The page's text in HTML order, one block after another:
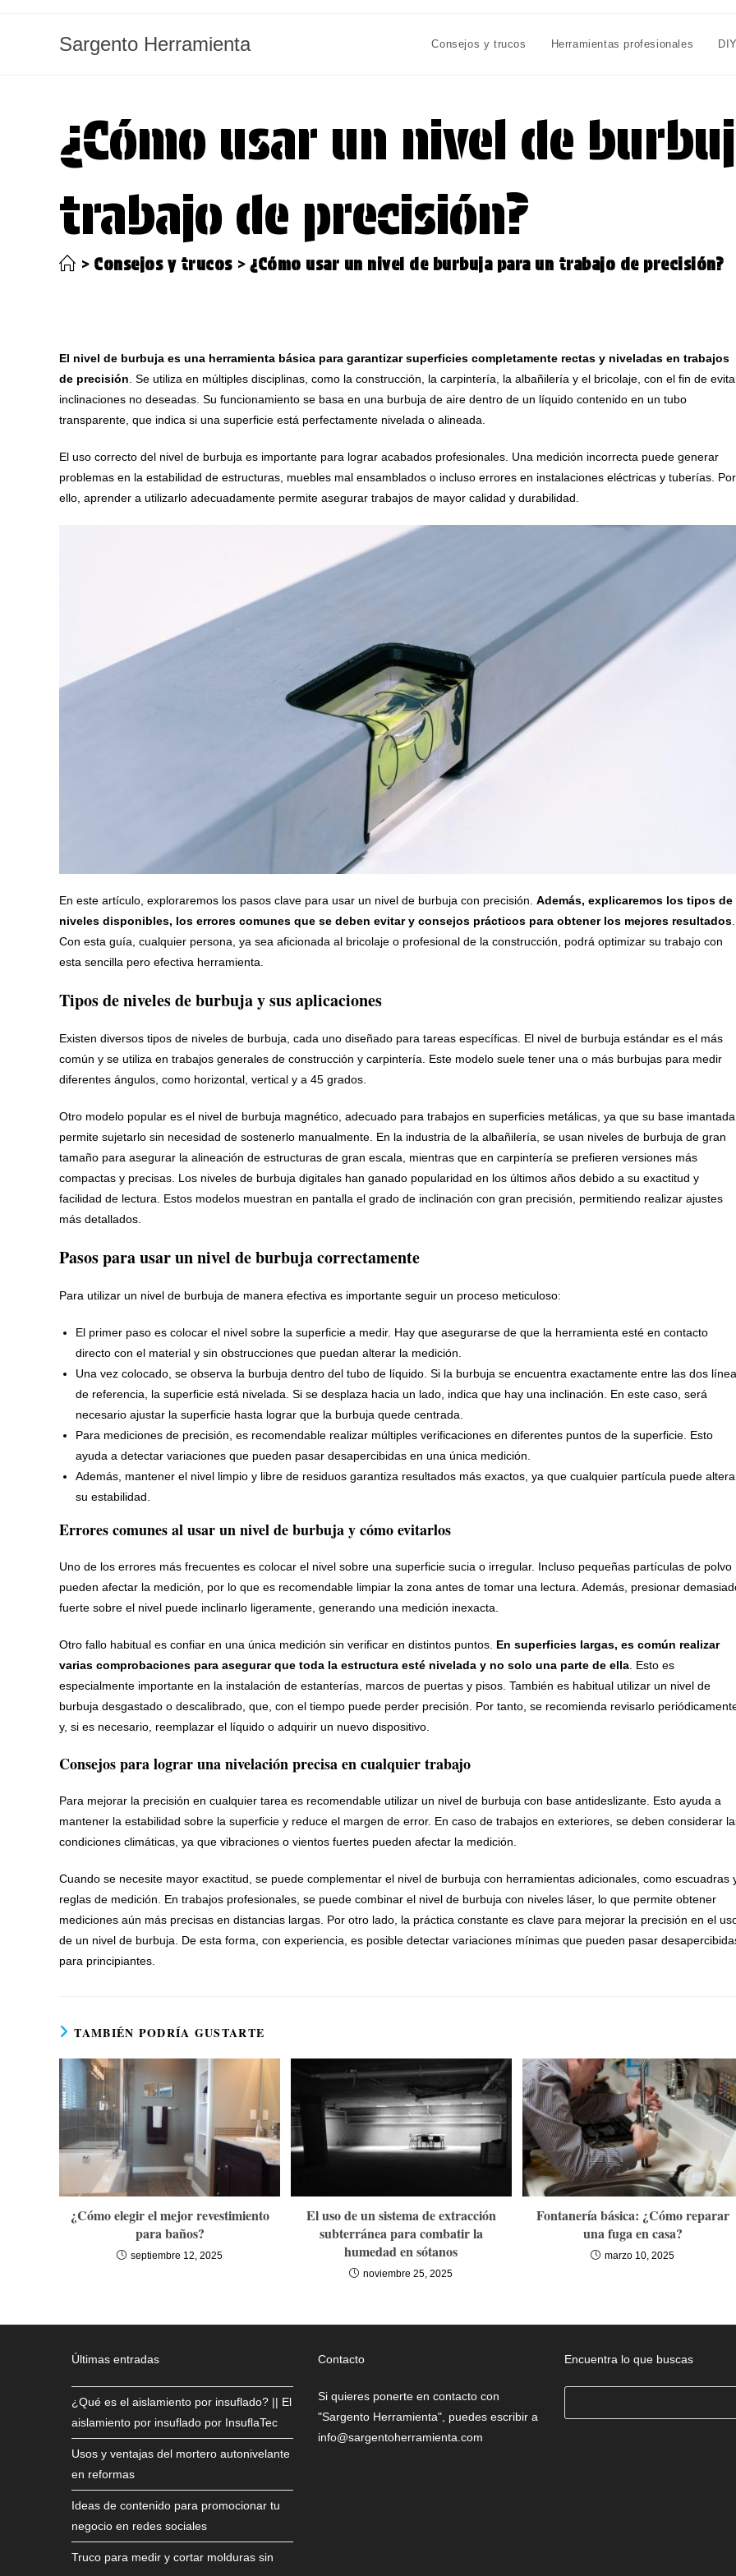
Sargento Herramienta Consejos y trucos Herramientas profesionales DIY
¿Cómo usar un nivel de
trabajo de precisión?
> Consejos y trucos > ¿Cómo usar un nivel de burbuja para un trabajo de precisión?
El nivel de burbuja es una herramienta básica para garantizar superficies completamente rectas y niveladas en trabajos
de precisión . Se utiliza en múltiples disciplinas, como la construcción, la carpintería, la albañilería y el bricolaje, con el fin de
inclinaciones no deseadas. Su funcionamiento se basa en una burbuja de aire dentro de un líquido contenido en un tubo
transparente, que indica si una superficie está perfectamente nivelada o alineada.
El uso correcto del nivel de burbuja es importante para lograr acabados profesionales. Una medición incorrecta puede generar
problemas en la estabilidad de estructuras, muebles mal ensamblados o incluso errores en instalaciones eléctricas y tuberías. Por
ello, aprender a utilizarlo adecuadamente permite asegurar trabajos de mayor calidad y durabilidad.
En este artículo, exploraremos los pasos clave para usar un nivel de burbuja con precisión. Además, explicaremos los tipos de
niveles disponibles, los errores comunes que se deben evitar y consejos prácticos para obtener los mejores resultados
Con esta guía, cualquier persona, ya sea aficionada al bricolaje o profesional de la construcción, podrá optimizar su trabajo con
esta sencilla pero efectiva herramienta.
Tipos de niveles de burbuja y sus aplicaciones
Existen diversos tipos de niveles de burbuja, cada uno diseñado para tareas específicas. El nivel de burbuja estándar es el más
común y se utiliza en trabajos generales de construcción y carpintería. Este modelo suele tener una o más burbujas para medir
diferentes ángulos, como horizontal, vertical y a 45 grados.
Otro modelo popular es el nivel de burbuja magnético, adecuado para trabajos en superficies metálicas, ya que su base imantada
permite sujetarlo sin necesidad de sostenerlo manualmente. En la industria de la albañilería, se usan niveles de burbuja de gran
tamaño para asegurar la alineación de estructuras de gran escala, mientras que en carpintería se prefieren versiones más
compactas y precisas. Los niveles de burbuja digitales han ganado popularidad en los últimos años debido a su exactitud y
facilidad de lectura. Estos modelos muestran en pantalla el grado de inclinación con gran precisión, permitiendo realizar ajustes
más detallados.
Pasos para usar un nivel de burbuja correctamente
Para utilizar un nivel de burbuja de manera efectiva es importante seguir un proceso meticuloso:
El primer paso es colocar el nivel sobre la superficie a medir. Hay que asegurarse de que la herramienta esté en contacto
directo con el material y sin obstrucciones que puedan alterar la medición.
Una vez colocado, se observa la burbuja dentro del tubo de líquido. Si la burbuja se encuentra exactamente entre las dos
de referencia, la superficie está nivelada. Si se desplaza hacia un lado, indica que hay una inclinación. En este caso, será
necesario ajustar la superficie hasta lograr que la burbuja quede centrada.
Para mediciones de precisión, es recomendable realizar múltiples verificaciones en diferentes puntos de la superficie. Esto
ayuda a detectar variaciones que pueden pasar desapercibidas en una única medición.
Además, mantener el nivel limpio y libre de residuos garantiza resultados más exactos, ya que cualquier partícula puede
su estabilidad.
Errores comunes al usar un nivel de burbuja y cómo evitarlos
Uno de los errores más frecuentes es colocar el nivel sobre una superficie sucia o irregular. Incluso pequeñas partículas de polvo
pueden afectar la medición, por lo que es recomendable limpiar la zona antes de tomar una lectura. Además, presionar
fuerte sobre el nivel puede inclinarlo ligeramente, generando una medición inexacta.
Otro fallo habitual es confiar en una única medición sin verificar en distintos puntos. En superficies largas, es común realizar
varias comprobaciones para asegurar que toda la estructura esté nivelada y no solo una parte de ella . Esto es
especialmente importante en la instalación de estanterías, marcos de puertas y pisos. También es habitual utilizar un nivel de
burbuja desgastado o descalibrado, que, con el tiempo puede perder precisión. Por tanto, se recomienda revisarlo
y, si es necesario, reemplazar el líquido o adquirir un nuevo dispositivo.
Consejos para lograr una nivelación precisa en cualquier trabajo
Para mejorar la precisión en cualquier tarea es recomendable utilizar un nivel de burbuja con base antideslizante. Esto ayuda a
mantener la estabilidad sobre la superficie y reduce el margen de error. En caso de trabajos en exteriores, se deben considerar
condiciones climáticas, ya que vibraciones o vientos fuertes pueden afectar la medición.
Cuando se necesite mayor exactitud, se puede complementar el nivel de burbuja con herramientas adicionales, como escuadras
reglas de medición. En trabajos profesionales, se puede combinar el nivel de burbuja con niveles láser, lo que permite obtener
mediciones aún más precisas en distancias largas. Por otro lado, la práctica constante es clave para mejorar la precisión en el
de un nivel de burbuja. De esta forma, con experiencia, es posible detectar variaciones mínimas que pueden pasar
para principiantes.
TAMBIÉN PODRÍA GUSTARTE
¿Cómo elegir el mejor revestimiento
para baños?
septiembre 12, 2025
El uso de un sistema de extracción
subterránea para combatir la
humedad en sótanos
noviembre 25, 2025
Fontanería básica: ¿Cómo reparar
una fuga en casa?
marzo 10, 2025
Últimas entradas
¿Qué es el aislamiento por insuflado? || El
aislamiento por insuflado por InsuflaTec
Usos y ventajas del mortero autonivelante
en reformas
Ideas de contenido para promocionar tu
negocio en redes sociales
Truco para medir y cortar molduras sin
Contacto
Si quieres ponerte en contacto con
"Sargento Herramienta", puedes escribir a
info@sargentoherramienta.com
Encuentra lo que buscas